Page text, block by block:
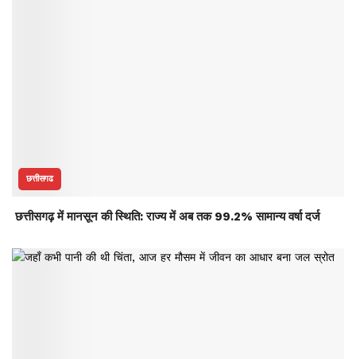
छत्तीसगढ
छत्तीसगढ़ में मानसून की स्थिति: राज्य में अब तक 99.2% सामान्य वर्षा दर्ज